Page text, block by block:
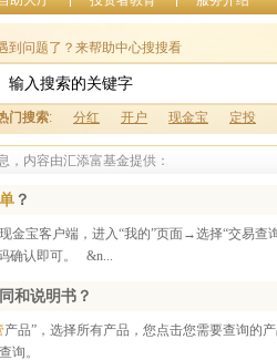
到问题了？来帮助中心搜搜看
门搜索: 分红 开户 现金宝 定投
，内容由汇添富基金提供：
？
金宝客户端，进入“我的”页面→选择“交易
确认即可。 &n...
和说明书？
产品”，选择所有产品，您点击您需要查询的
询。